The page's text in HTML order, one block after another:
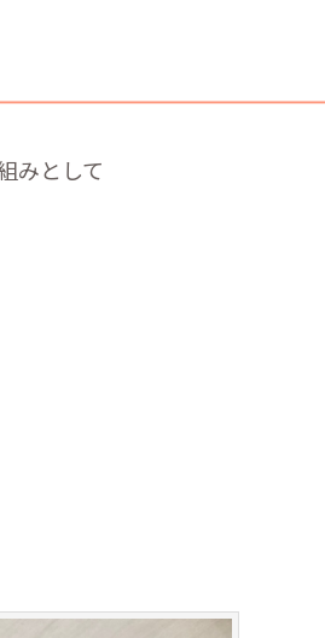
みとして